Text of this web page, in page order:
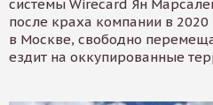
системы Wirecard Ян
после краха компании в 2020
в Москве, свободно
ездит на оккупированные